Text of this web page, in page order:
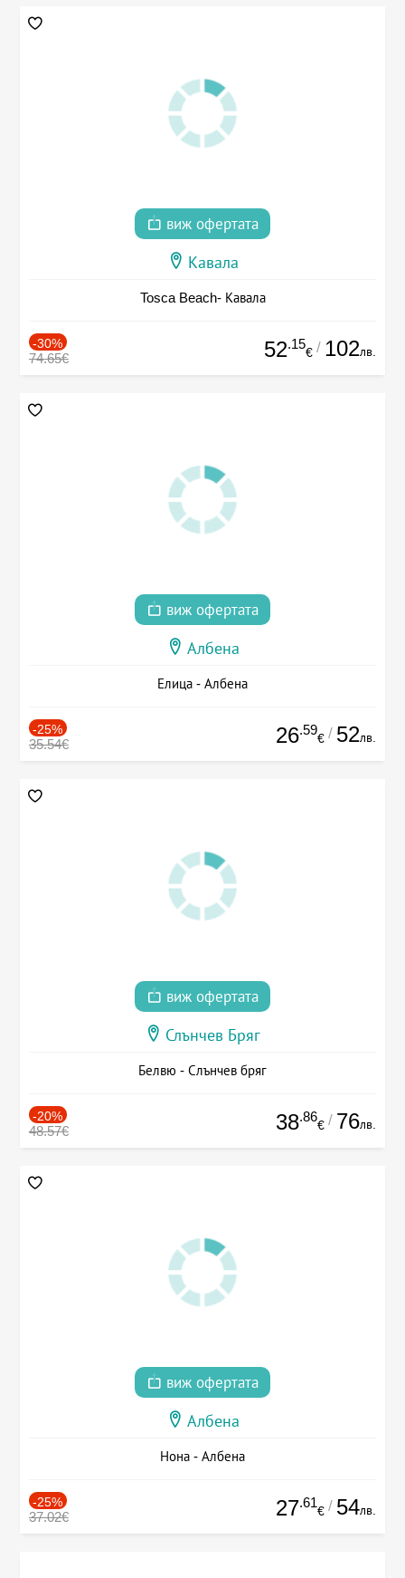
виж офертата
Кавала
Tosca Beach- Кавала
-30%
74.65€ 52.15
€ / 102лв.
виж офертата
Албена
Елица - Албена
-25%
35.54€ 26.59
€ / 52лв.
виж офертата
Слънчев Бряг
Белвю - Слънчев бряг
-20%
48.57€ 38.86
€ / 76лв.
виж офертата
Албена
Нона - Албена
-25%
37.02€ 27.61
€ / 54лв.